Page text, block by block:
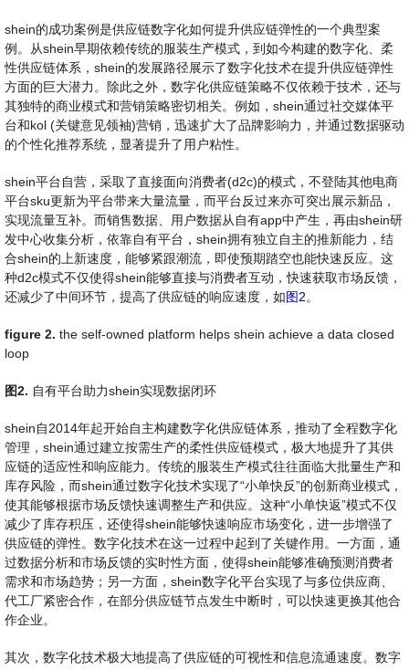
shein的成功案例是供应链数字化如何提升供应链弹性的一个典型案
例。从shein早期依赖传统的服装生产模式，到如今构建的数字化、柔
性供应链体系，shein的发展路径展示了数字化技术在提升供应链弹性
方面的巨大潜力。除此之外，数字化供应链策略不仅依赖于技术，还与
其独特的商业模式和营销策略密切相关。例如，shein通过社交媒体平
台和kol (关键意见领袖)营销，迅速扩大了品牌影响力，并通过数据驱动
的个性化推荐系统，显著提升了用户粘性。
shein平台自营，采取了直接面向消费者(d2c)的模式，不登陆其他电商
平台sku更新为平台带来大量流量，而平台反过来亦可突出展示新品，
实现流量互补。而销售数据、用户数据从自有app中产生，再由shein研
发中心收集分析，依靠自有平台，shein拥有独立自主的推新能力，结
合shein的上新速度，能够紧跟潮流，即使预期踏空也能快速反应。这
种d2c模式不仅使得shein能够直接与消费者互动，快速获取市场反馈，
还减少了中间环节，提高了供应链的响应速度，如图2。
figure 2. the self-owned platform helps shein achieve a data closed
loop
图2. 自有平台助力shein实现数据闭环
shein自2014年起开始自主构建数字化供应链体系，推动了全程数字化
管理，shein通过建立按需生产的柔性供应链模式，极大地提升了其供
应链的适应性和响应能力。传统的服装生产模式往往面临大批量生产和
库存风险，而shein通过数字化技术实现了“小单快反”的创新商业模式，
使其能够根据市场反馈快速调整生产和供应。这种“小单快返”模式不仅
减少了库存积压，还使得shein能够快速响应市场变化，进一步增强了
供应链的弹性。数字化技术在这一过程中起到了关键作用。一方面，通
过数据分析和市场反馈的实时性方面，使得shein能够准确预测消费者
需求和市场趋势；另一方面，shein数字化平台实现了与多位供应商、
代工厂紧密合作，在部分供应链节点发生中断时，可以快速更换其他合
作企业。
其次，数字化技术极大地提高了供应链的可视性和信息流通速度。数字